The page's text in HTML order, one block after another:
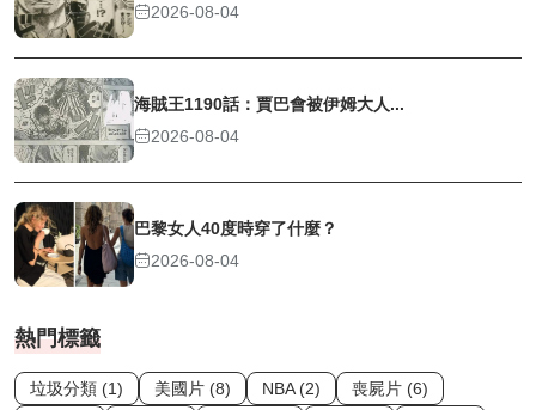
2026-08-04
海賊王1190話：賈巴會被伊姆大人...
2026-08-04
巴黎女人40度時穿了什麼？
2026-08-04
熱門標籤
垃圾分類 (1) 美國片 (8) NBA (2)
喪屍片 (6)